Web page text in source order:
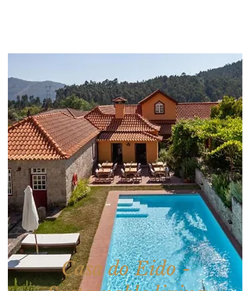
Casa do Eido -